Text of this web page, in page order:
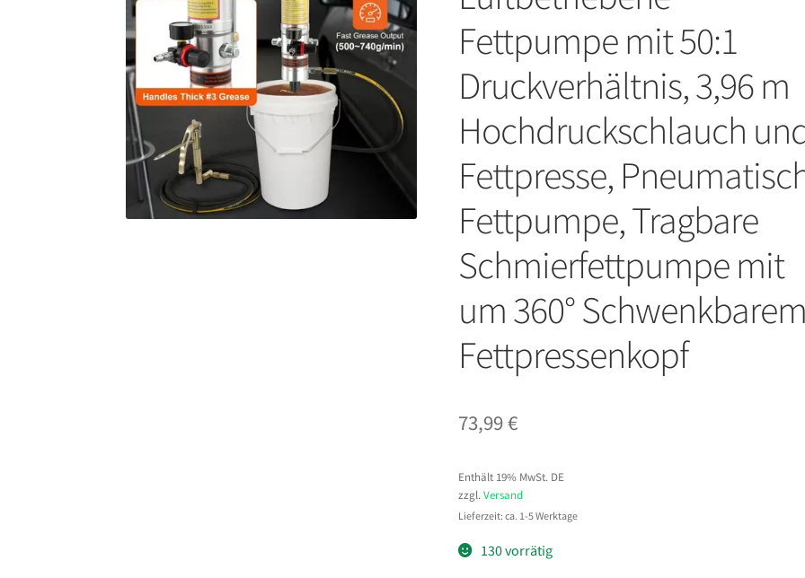
Fettpumpe mit 50:1
Druckverhältnis, 3,96 m
Hochdruckschlauch
Fettpresse,
Fettpumpe, Tragbare
Schmierfettpumpe mit
um 360°
Fettpressenkopf
73,99€
Enthält 19% MwSt. DE
zzgl.Versand
Lieferzeit: ca. 1-5 Werktage
130 vorrätig